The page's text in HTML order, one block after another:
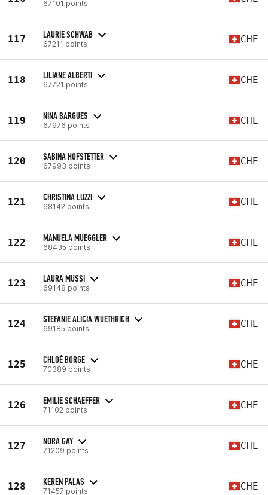
67101 points
117 LAURIE SCHWAB
67211 points CHE
118 LILIANE ALBERTI
67721 points CHE
119 NINA BARGUES
67976 points CHE
120 SABINA HOFSTETTER
67993 points CHE
121 CHRISTINA LUZZI
68142 points CHE
122 MANUELA MUEGGLER
68435 points CHE
123 LAURA MUSSI
69148 points CHE
124 STEFANIE ALICIA WUETHRICH
69185 points CHE
125 CHLOÉ BORGE
70389 points CHE
126 EMILIE SCHAEFFER
71102 points CHE
127 NORA GAY
71209 points CHE
128 KEREN PALAS
71457 points CHE